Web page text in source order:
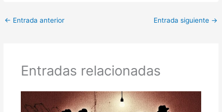
← Entrada anterior Entrada siguiente →
Entradas relacionadas